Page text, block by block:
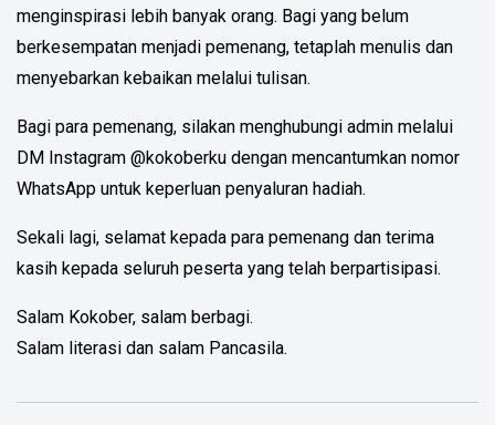
menginspirasi lebih banyak orang. Bagi yang belum
berkesempatan menjadi pemenang, tetaplah menulis dan
menyebarkan kebaikan melalui tulisan.
Bagi para pemenang, silakan menghubungi admin melalui
DM Instagram @kokoberku dengan mencantumkan nomor
WhatsApp untuk keperluan penyaluran hadiah.
Sekali lagi, selamat kepada para pemenang dan terima
kasih kepada seluruh peserta yang telah berpartisipasi.
Salam Kokober, salam berbagi.
Salam literasi dan salam Pancasila.